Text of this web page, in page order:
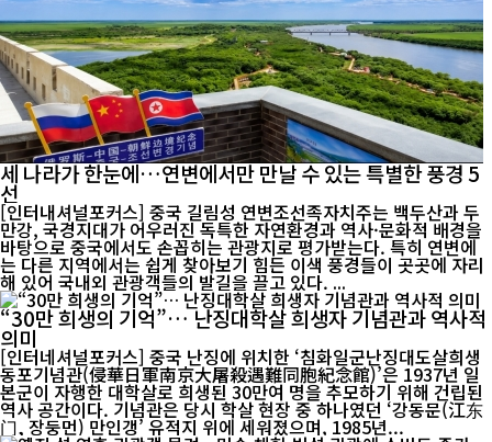
세 나라가 한눈에…연변에서만 만날 수 있는 특별한 풍경 5
선
[인터내셔널포커스] 중국 길림성 연변조선족자치주는 백두산과 두
만강, 국경지대가 어우러진 독특한 자연환경과 역사·문화적 배경을
바탕으로 중국에서도 손꼽히는 관광지로 평가받는다. 특히 연변에
는 다른 지역에서는 쉽게 찾아보기 힘든 이색 풍경들이 곳곳에 자리
해 있어 국내외 관광객들의 발길을 끌고 있다. ...
“30만 희생의 기억”… 난징대학살 희생자 기념관과 역사적
의미
[인터네셔널포커스] 중국 난징에 위치한 ‘침화일군난징대도살희생
동포기념관(侵華日軍南京大屠殺遇難同胞紀念館)’은 1937년 일
본군이 자행한 대학살로 희생된 30만여 명을 추모하기 위해 건립된
역사 공간이다. 기념관은 당시 학살 현장 중 하나였던 ‘강동문(江东
门, 장둥먼) 만인갱’ 유적지 위에 세워졌으며, 1985년...